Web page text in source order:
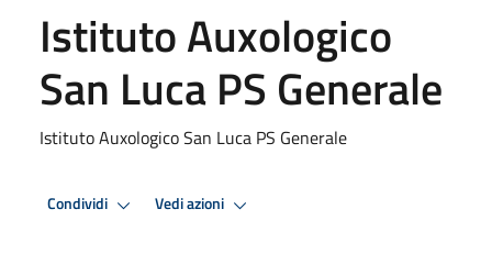
Istituto Auxologico
San Luca PS Generale
Istituto Auxologico San Luca PS Generale
Condividi Vedi azioni